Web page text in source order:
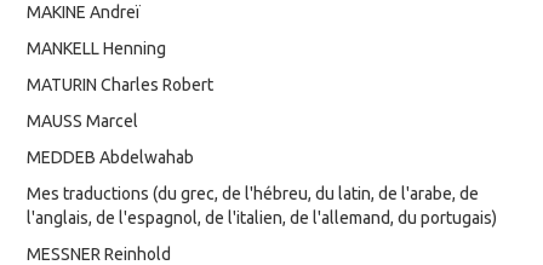
MAKINE Andreï
MANKELL Henning
MATURIN Charles Robert
MAUSS Marcel
MEDDEB Abdelwahab
Mes traductions (du grec, de l'hébreu, du latin, de l'arabe, de
l'anglais, de l'espagnol, de l'italien, de l'allemand, du portugais)
MESSNER Reinhold